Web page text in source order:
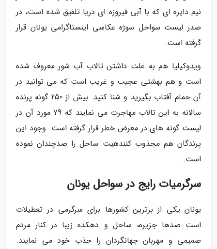
نیم دایره ای که با آبی فیروزه ای دریا تلفیق شده است، در
صدر لیست سواحل سوژه عکاسی اینستاگرامی یونان قرار
گرفته است.
ویدوکیلیا هم به علت داشتن تالاب آب شور معروف شده
است و هم بهشتی عجیب و غریب است که می توانید در
آن حمام آفتاب بگیرید و شنا کنید. بیش از 250 گونه پرنده
سالانه به این تالاب مهاجرت می نمایند که 79 مورد آن در
لیست گونه های در معرض خطر قرار گرفته است. وجود این
پرندگان هم مجذوب کنندهیت ساحل را صدچندان نموده
است.
سرگرمیات رایج در سواحل یونان
یونان یکی از برترین کشورها برای سرگرمی در تعطیلات
است صدها جزیره، ساحل و دهکده زیبا در کنار مردم
صمیمی و مهربان جهانگردان را جذب خود می نمایند.